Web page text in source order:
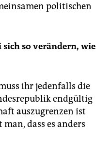
politischen
so verändern, wie
ihr jedenfalls die
endgültig
auszugrenzen ist
dass es anders